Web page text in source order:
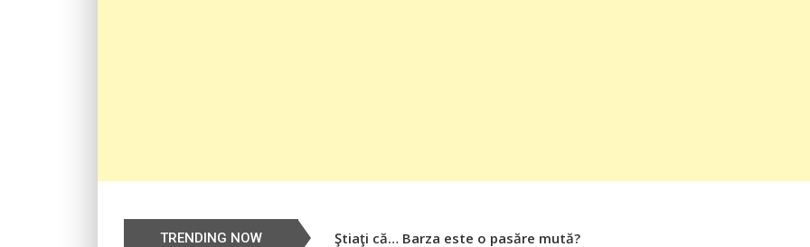
TRENDING NOW Ştiaţi că… Barza este o pasăre mută?
Știați că… Roşiile îsi păstrează substanţele benefice organismului